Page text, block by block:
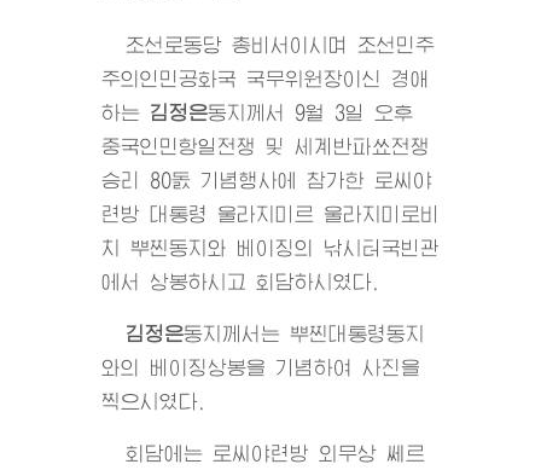
조선로동당 총비서이시며 조선민주
주의인민공화국 국무위원장이신 경애
하는 김정은동지 께서 9월 3일 오후
중국인민항일전쟁 및 세계반파쑈전쟁
승리 80돐 기념행사에 참가한 로씨야
련방 대통령 울라지미르 울라지미로비
치 뿌찐동지와 베이징의 낚시터국빈관
에서 상봉하시고 회담하시였다.
김정은동지 께서는 뿌찐대통령동지
와의 베이징상봉을 기념하여 사진을
찍으시였다.
회담에는 로씨야련방 외무상 쎄르